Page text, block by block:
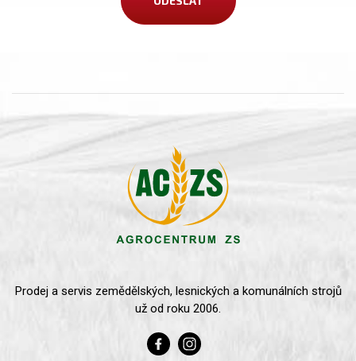
Prodej a servis zemědělských, lesnických a komunálních strojů
už od roku 2006.